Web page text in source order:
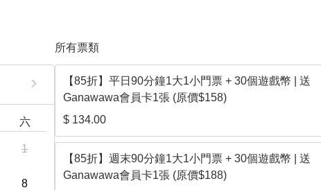
六
1
8
所有票類
【85折】平日90分鐘1大1小門票 + 30個遊戲幣 | 送
Ganawawa會員卡1張 (原價$158)
$ 134.00
【85折】週末90分鐘1大1小門票 + 30個遊戲幣 | 送
Ganawawa會員卡1張 (原價$188)